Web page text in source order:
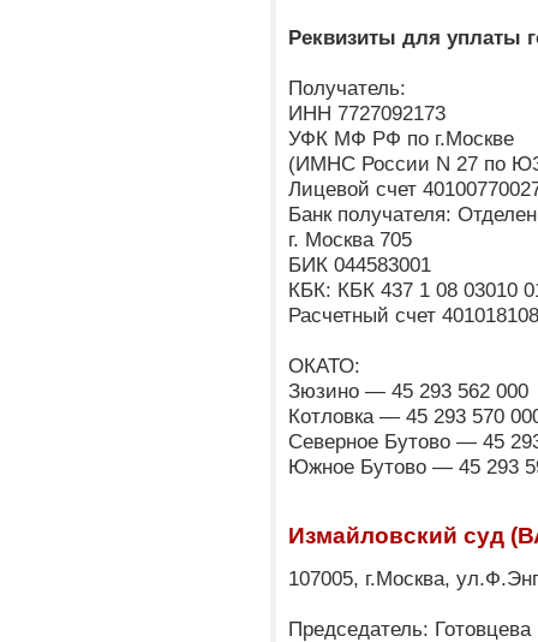
Реквизиты для уплаты
Получатель:
ИНН 7727092173
УФК МФ РФ по г.Москве
(ИМНС России N 27 по
Лицевой счет
Банк получателя:
г. Москва 705
БИК 044583001
КБК: КБК 437 1 08 03010
Расчетный счет
ОКАТО:
Зюзино — 45 293 562 000
Котловка — 45 293 570
Северное Бутово — 45
Южное Бутово — 45 293
Измайловский суд
107005, г.Москва,
Председатель: